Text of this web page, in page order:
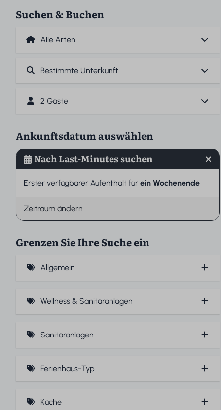
Suchen & Buchen
2 Gäste
Ankunftsdatum auswählen
Nach Last-Minutes suchen
Erster verfügbarer Aufenthalt fürein Wochenende
Zeitraum ändern
Grenzen Sie Ihre Suche ein
Allgemein
Pflegeleicht (kein Teppich) (1)
Wellness & Sanitäranlagen
Außen-Spa (4)
Sauna (nass) (17)
Sanitäranlagen
Badewanne (39)
Ferienhaus-Typ
Küche